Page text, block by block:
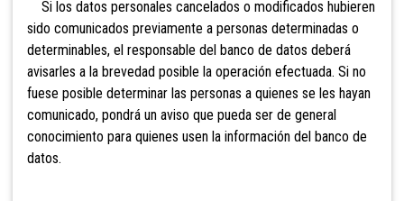
Si los datos personales cancelados o modificados hubieren
sido comunicados previamente a personas determinadas o
determinables, el responsable del banco de datos deberá
avisarles a la brevedad posible la operación efectuada. Si no
fuese posible determinar las personas a quienes se les hayan
comunicado, pondrá un aviso que pueda ser de general
conocimiento para quienes usen la información del banco de
datos.